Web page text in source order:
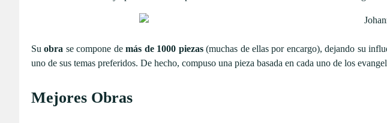
Suobra se compone demás de 1000 piezas(muchas de ellas por encargo), dejando su
uno de sus temas preferidos. De hecho, compuso una pieza basada en cada uno de los
Mejores Obras